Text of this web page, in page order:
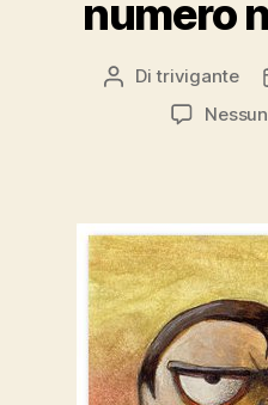
numero
Autore
articolo
Ditrivigante